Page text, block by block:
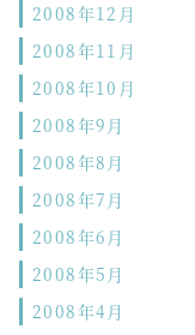
2008年12月
2008年11月
2008年10月
2008年9月
2008年8月
2008年7月
2008年6月
2008年5月
2008年4月